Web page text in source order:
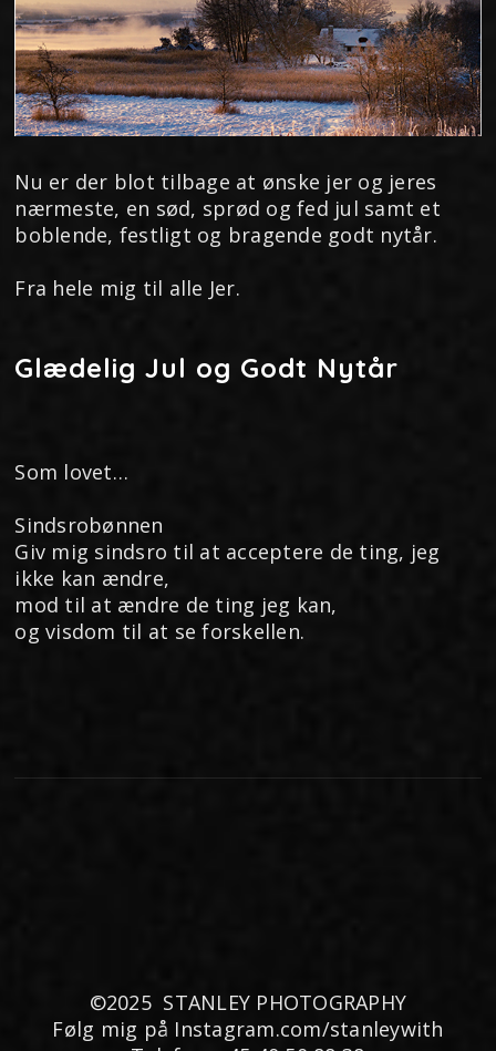
Nu er der blot tilbage at ønske jer og jeres
nærmeste, en sød, sprød og fed jul samt et
boblende, festligt og bragende godt nytår.
Fra hele mig til alle Jer.
Glædelig Jul og Godt Nytår
Som lovet…
Sindsrobønnen
Giv mig sindsro til at acceptere de ting, jeg
ikke kan ændre,
mod til at ændre de ting jeg kan,
og visdom til at se forskellen.
©2025 STANLEY PHOTOGRAPHY
Følg mig på Instagram.com/stanleywith